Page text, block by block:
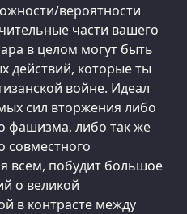
вероятности
части вашего
в целом могут быть
действий, которые ты
войне. Идеал
сил вторжения либо
фашизма, либо так же
совместного
всем, побудит большое
о великой
в контрасте между